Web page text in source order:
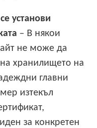
установи
– В някои
не може да
хранилището на
главни
изтекъл
за конкретен